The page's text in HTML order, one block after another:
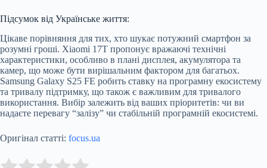
Підсумок від Українське життя:
Цікаве порівняння для тих, хто шукає потужний смартфон за
розумні гроші. Xiaomi 17T пропонує вражаючі технічні
характеристики, особливо в плані дисплея, акумулятора та
камер, що може бути вирішальним фактором для багатьох.
Samsung Galaxy S25 FE робить ставку на програмну екосистему
та тривалу підтримку, що також є важливим для тривалого
використання. Вибір залежить від ваших пріоритетів: чи ви
надаєте перевагу “залізу” чи стабільній програмній екосистемі.
Оригінал статті: focus.ua